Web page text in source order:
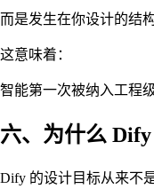
而是发生在你设计的结构
这意味着：
智能第一次被纳入工程级
六、为什么 Dify
Dify 的设计目标从来不